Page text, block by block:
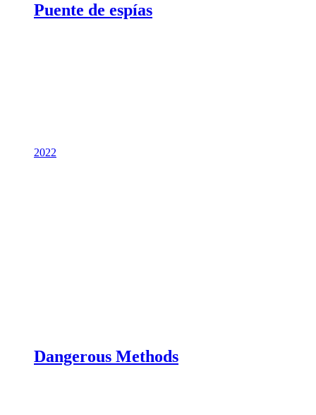
Puente de espías
2022
Dangerous Methods